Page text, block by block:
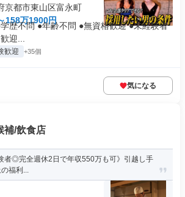
京都市東山区富永町
158万1900円
歴不問 ●年齢不問 ●無資格歓迎 ●未経験者
迎...
歓迎 +35個
気になる
補/飲食店
者◎完全週休2日で年収550万も可》引越し手
福利...